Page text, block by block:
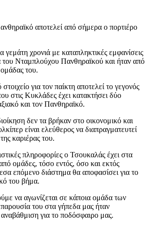
αποτελεί από σήμερα ο πορτιέρο
γεμάτη χρονιά με καταπληκτικές εμφανίσεις
Νταμπλούχου Πανθηραϊκού και ήταν από
του.
για τον παίκτη αποτελεί το γεγονός
στις Κυκλάδες έχει κατακτήσει δύο
και τον Πανθηραϊκό.
δεν τα βρήκαν στο οικονομικό και
είναι ελεύθερος να διαπραγματευτεί
καριέρας του.
πληροφορίες ο Τσουκαλάς έχει στα
ομάδες, τόσο εντός, όσο και εκτός
επόμενο διάστημα θα αποφασίσει για το
του βήμα.
να αγωνίζεται σε κάποια ομάδα των
του στα γήπεδα μας ήταν
αναβάθμιση για το ποδόσφαιρο μας.